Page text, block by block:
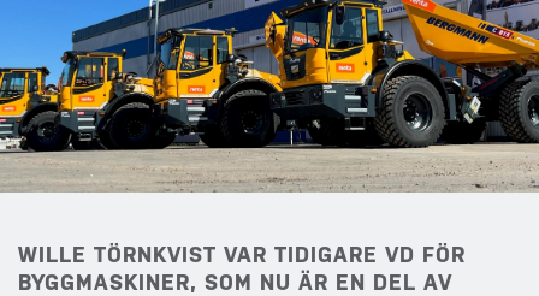
WILLE TÖRNKVIST VAR TIDIGARE VD FÖR
BYGGMASKINER, SOM NU ÄR EN DEL AV